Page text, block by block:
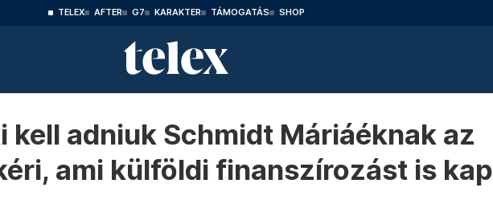
TELEX AFTER G7 KARAKTER TÁMOGATÁS SHOP
kell adniuk Schmidt Máriáéknak az
ami külföldi finanszírozást is kap